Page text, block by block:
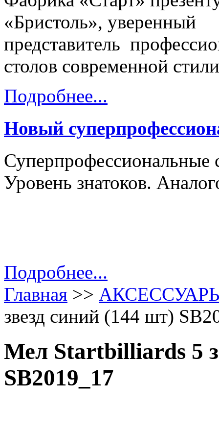
«Бристоль», уверенный
представитель
столов современной
Подробнее...
Новый
Суперпрофессиональные
Уровень знатоков.
Подробнее...
Главная >>
звезд синий (144 шт)
Мел Startbilliards 5
SB2019_17